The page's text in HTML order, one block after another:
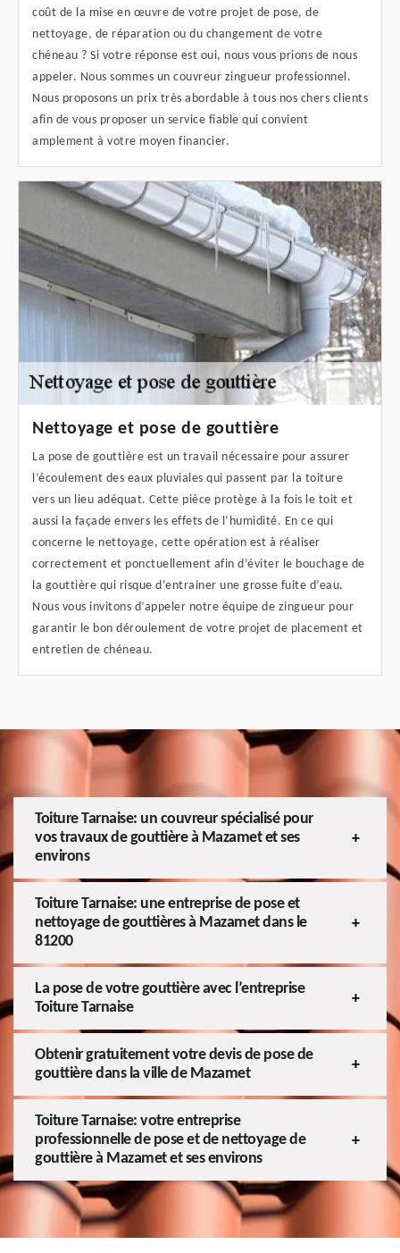
coût de la mise en œuvre de votre projet de pose, de
nettoyage, de réparation ou du changement de votre
chéneau ? Si votre réponse est oui, nous vous prions de nous
appeler. Nous sommes un couvreur zingueur professionnel.
Nous proposons un prix très abordable à tous nos chers clients
afin de vous proposer un service fiable qui convient
amplement à votre moyen financier.
Nettoyage et pose de gouttière
La pose de gouttière est un travail nécessaire pour assurer
l’écoulement des eaux pluviales qui passent par la toiture
vers un lieu adéquat. Cette pièce protège à la fois le toit et
aussi la façade envers les effets de l’humidité. En ce qui
concerne le nettoyage, cette opération est à réaliser
correctement et ponctuellement afin d’éviter le bouchage de
la gouttière qui risque d’entrainer une grosse fuite d’eau.
Nous vous invitons d’appeler notre équipe de zingueur pour
garantir le bon déroulement de votre projet de placement et
entretien de chéneau.
Toiture Tarnaise: un couvreur spécialisé pour
vos travaux de gouttière à Mazamet et ses
environs
Toiture Tarnaise: une entreprise de pose et
nettoyage de gouttières à Mazamet dans le
81200
La pose de votre gouttière avec l’entreprise
Toiture Tarnaise
Obtenir gratuitement votre devis de pose de
gouttière dans la ville de Mazamet
Toiture Tarnaise: votre entreprise
professionnelle de pose et de nettoyage de
gouttière à Mazamet et ses environs